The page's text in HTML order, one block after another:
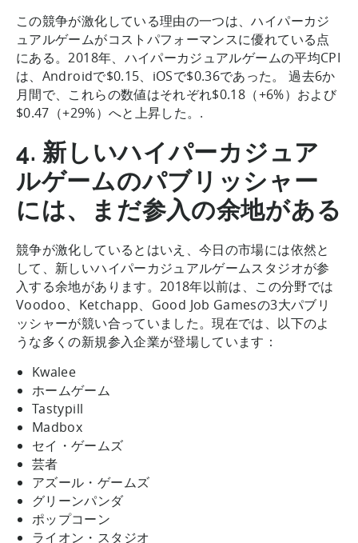
この競争が激化している理由の一つは、ハイパーカジ
ュアルゲームがコストパフォーマンスに優れている点
にある。2018年、ハイパーカジュアルゲームの平均CPI
は、Androidで$0.15、iOSで$0.36であった。 過去6か
月間で、これらの数値はそれぞれ$0.18（+6%）および
$0.47（+29%）へと上昇した。.
4. 新しいハイパーカジュア
ルゲームのパブリッシャー
には、まだ参入の余地がある
競争が激化しているとはいえ、今日の市場には依然と
して、新しいハイパーカジュアルゲームスタジオが参
入する余地があります。2018年以前は、この分野では
Voodoo、Ketchapp、Good Job Gamesの3大パブリ
ッシャーが競い合っていました。現在では、以下のよ
うな多くの新規参入企業が登場しています：
Kwalee
ホームゲーム
Tastypill
Madbox
セイ・ゲームズ
芸者
アズール・ゲームズ
グリーンパンダ
ポップコーン
ライオン・スタジオ